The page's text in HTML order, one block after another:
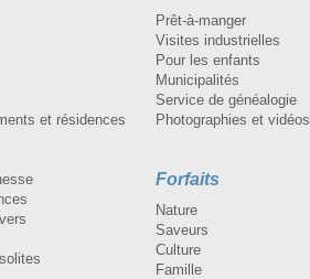
et résidences
Prêt-à-manger
Visites industrielles
Pour les enfants
Municipalités
Service de généalogie
Photographies et vidéos
Forfaits
Nature
Saveurs
Culture
Famille